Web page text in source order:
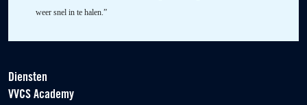
weer snel in te halen.”
Diensten
VVCS Academy